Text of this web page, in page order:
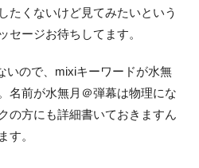
たくないけど見てみたいという
セージお待ちしてます。
いので、mixiキーワードが水無
名前が水無月＠弾幕は物理にな
の方にも詳細書いておきますん
す。